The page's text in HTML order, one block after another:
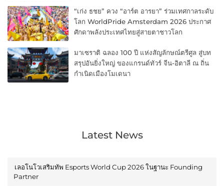
“เก่ง ธชย” ควง “อาร์ต อารยา” ร่วมเทศกาลระดับ
โลก WorldPride Amsterdam 2026 ประกาศ
ศักดาพลังประเทศไทยสู่สายตาชาวโลก
มาเซราติ ฉลอง 100 ปี แห่งสัญลักษณ์ตรีศูล สู่บท
สรุปอันยิ่งใหญ่ ของแกรนด์ทัวร์ จีน-อิตาลี ณ ถิ่น
กำเนิดเมืองโมเดนา
Latest News
เลอโนโวเสริมทัพ Esports World Cup 2026 ในฐานะ Founding
Partner